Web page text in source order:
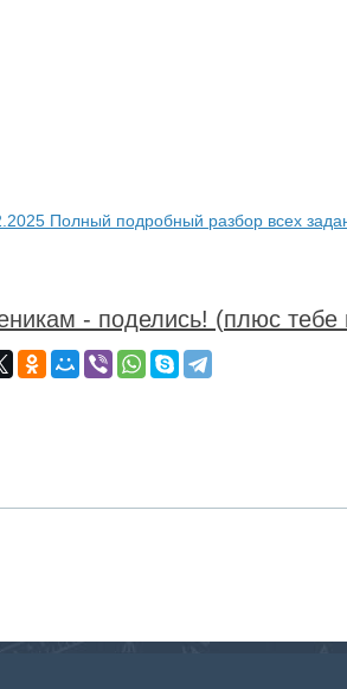
Полный подробный разбор всех
- поделись! (плюс тебе